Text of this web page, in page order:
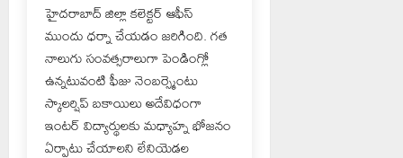
హైదరాబాద్ జిల్లా కలెక్టర్ ఆఫీస్
ముందు ధర్నా చేయడం జరిగింది. గత
నాలుగు సంవత్సరాలుగా పెండింగ్లో
ఉన్నటువంటి ఫీజు నెంబర్స్మెంటు
స్కాలర్షిప్ బకాయిలు అదేవిధంగా
ఇంటర్ విద్యార్థులకు మధ్యాహ్న భోజనం
ఏర్పాటు చేయాలని లేనియెడల